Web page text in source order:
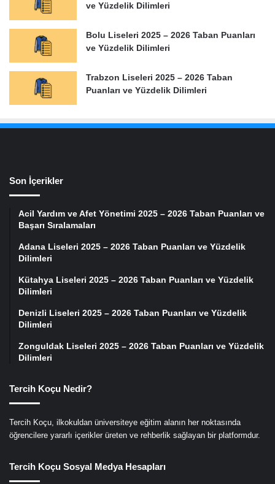
ve Yüzdelik Dilimleri
Bolu Liseleri 2025 – 2026 Taban Puanları
ve Yüzdelik Dilimleri
Trabzon Liseleri 2025 – 2026 Taban
Puanları ve Yüzdelik Dilimleri
Son İçerikler
Acil Yardım ve Afet Yönetimi 2025 – 2026 Taban Puanları ve
Başarı Sıralamaları
Adana Liseleri 2025 – 2026 Taban Puanları ve Yüzdelik
Dilimleri
Kütahya Liseleri 2025 – 2026 Taban Puanları ve Yüzdelik
Dilimleri
Denizli Liseleri 2025 – 2026 Taban Puanları ve Yüzdelik
Dilimleri
Zonguldak Liseleri 2025 – 2026 Taban Puanları ve Yüzdelik
Dilimleri
Tercih Koçu Nedir?
Tercih Koçu, ilkokuldan üniversiteye eğitim alanın her noktasında
öğrencilere yararlı içerikler üreten ve rehberlik sağlayan bir platformdur.
Tercih Koçu Sosyal Medya Hesapları